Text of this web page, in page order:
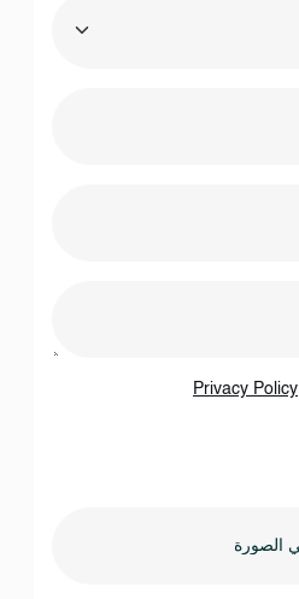
Privacy Policy